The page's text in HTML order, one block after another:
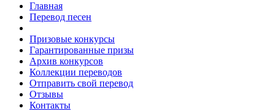
Главная
Перевод песен
Призовые конкурсы
Гарантированные призы
Архив конкурсов
Коллекции переводов
Отправить свой перевод
Отзывы
Контакты